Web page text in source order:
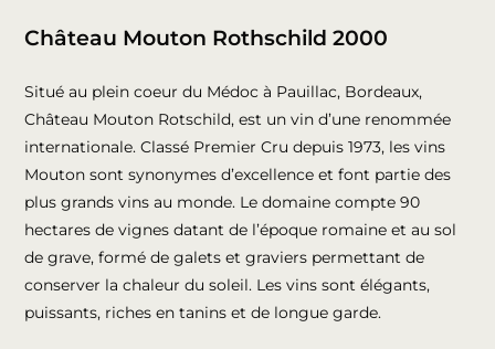
Château Mouton Rothschild 2000
Situé au plein coeur du Médoc à Pauillac, Bordeaux,
Château Mouton Rotschild, est un vin d’une renommée
internationale. Classé Premier Cru depuis 1973, les vins
Mouton sont synonymes d’excellence et font partie des
plus grands vins au monde. Le domaine compte 90
hectares de vignes datant de l’époque romaine et au sol
de grave, formé de galets et graviers permettant de
conserver la chaleur du soleil. Les vins sont élégants,
puissants, riches en tanins et de longue garde.